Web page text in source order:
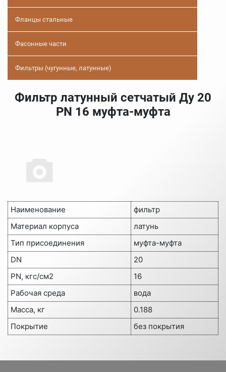
Фланцы стальные
Фасонные части
Фильтры (чугунные, латунные)
Фильтр латунный сетчатый Ду 20
PN 16 муфта-муфта
Наименование
фильтр
Материал корпуса
латунь
Тип присоединения
муфта-муфта
DN
20
PN, кгс/см2
16
Рабочая среда
вода
Масса, кг
0.188
Покрытие
без покрытия